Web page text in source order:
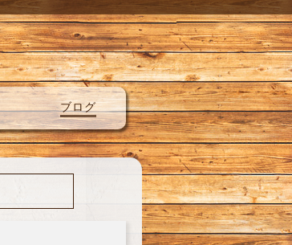
ブログ